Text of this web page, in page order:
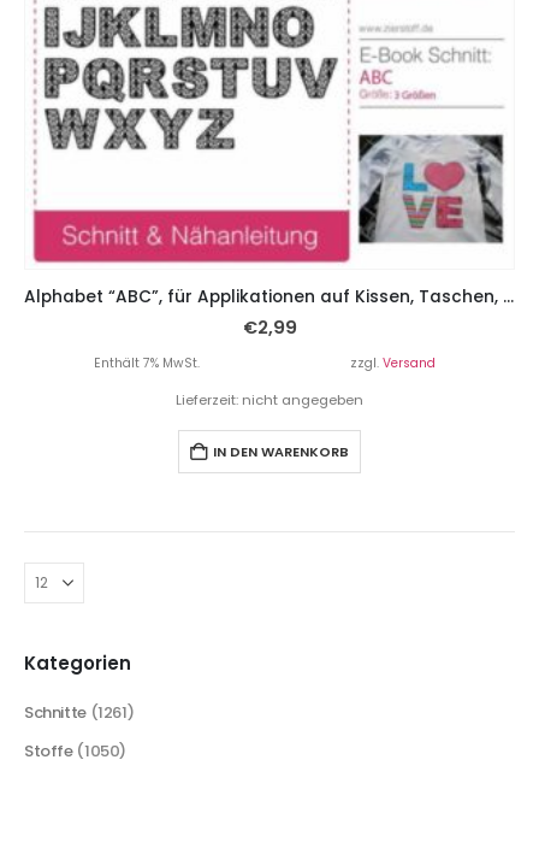
Alphabet “ABC”, für Applikationen auf Kissen, Taschen, Shirts, etc.
€2,99
Enthält 7% MwSt. zzgl. Versand
Lieferzeit: nicht angegeben
IN DEN WARENKORB
Kategorien
Schnitte (1261)
Stoffe (1050)